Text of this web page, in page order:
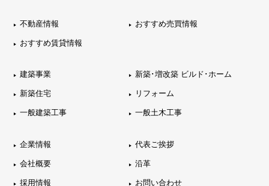
不動産情報 おすすめ売買情報
おすすめ賃貸情報
建築事業 新築･増改築 ビルド･ホーム
新築住宅 リフォーム
一般建築工事 一般土木工事
企業情報 代表ご挨拶
会社概要 沿革
採用情報 お問い合わせ